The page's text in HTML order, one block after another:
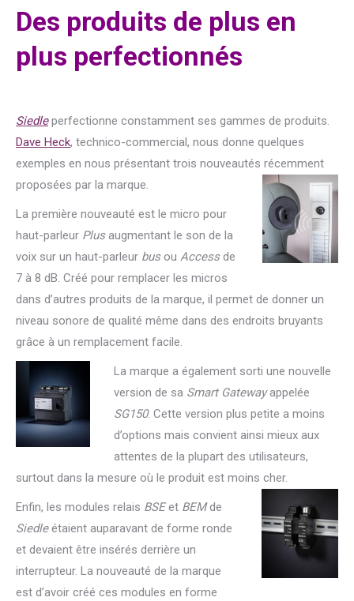
Des produits de plus en
plus perfectionnés
Siedleperfectionne constamment ses gammes de produits.
Dave Heck, technico-commercial, nous donne quelques
exemples en nous présentant trois nouveautés récemment
proposées par la marque.
La première nouveauté est le micro pour
haut-parleur Plusaugmentant le son de la
voix sur un haut-parleur busou Accessde
7 à 8 dB. Créé pour remplacer les micros
dans d’autres produits de la marque, il permet de donner un
niveau sonore de qualité même dans des endroits bruyants
grâce à un remplacement facile.
La marque a également sorti une nouvelle
version de sa Smart Gatewayappelée
SG150. Cette version plus petite a moins
d’options mais convient ainsi mieux aux
attentes de la plupart des utilisateurs,
surtout dans la mesure où le produit est moins cher.
Enfin, les modules relais BSEet BEMde
Siedleétaient auparavant de forme ronde
et devaient être insérés derrière un
interrupteur. La nouveauté de la marque
est d’avoir créé ces modules en forme